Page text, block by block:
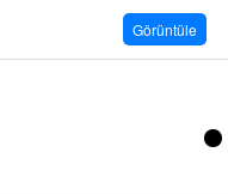
Görüntüle